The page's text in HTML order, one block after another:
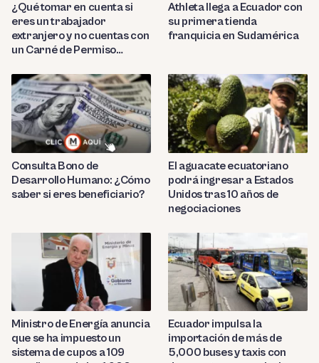
¿Qué tomar en cuenta si
eres un trabajador
extranjero y no cuentas con
un Carné de Permiso
(CPP)?
Athleta llega a Ecuador con
su primera tienda
franquicia en Sudamérica
Consulta Bono de
Desarrollo Humano: ¿Cómo
saber si eres beneficiario?
El aguacate ecuatoriano
podrá ingresar a Estados
Unidos tras 10 años de
negociaciones
Ministro de Energía anuncia
que se ha impuesto un
sistema de cupos a 109
Ecuador impulsa la
importación de más de
5,000 buses y taxis con